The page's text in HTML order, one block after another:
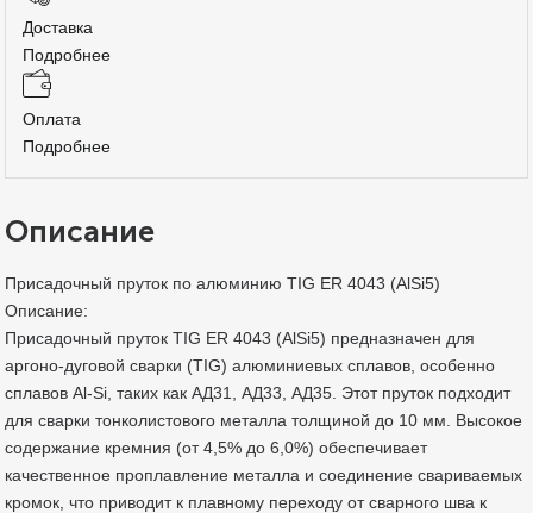
Доставка
Подробнее
Оплата
Подробнее
Описание
Присадочный пруток по алюминию TIG ER 4043 (AlSi5)
Описание:
Присадочный пруток TIG ER 4043 (AlSi5) предназначен для
аргоно-дуговой сварки (TIG) алюминиевых сплавов, особенно
сплавов Al-Si, таких как АД31, АД33, АД35. Этот пруток подходит
для сварки тонколистового металла толщиной до 10 мм. Высокое
содержание кремния (от 4,5% до 6,0%) обеспечивает
качественное проплавление металла и соединение свариваемых
кромок, что приводит к плавному переходу от сварного шва к